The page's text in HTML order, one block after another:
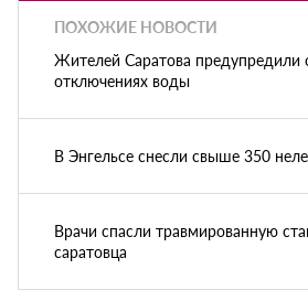
ПОХОЖИЕ НОВОСТИ
Жителей Саратова
отключениях воды
В Энгельсе снесли свыше 350
Врачи спасли травмированную
саратовца